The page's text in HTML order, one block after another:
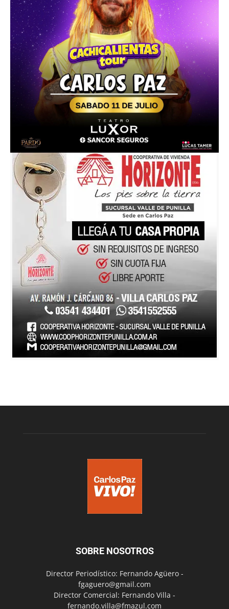
SOBRE NOSOTROS
Director Periodístico: Fernando Agüero -
fgaguero@gmail.com
Director Comercial: Fernando Villa -
fernando.villa@fmazul.com